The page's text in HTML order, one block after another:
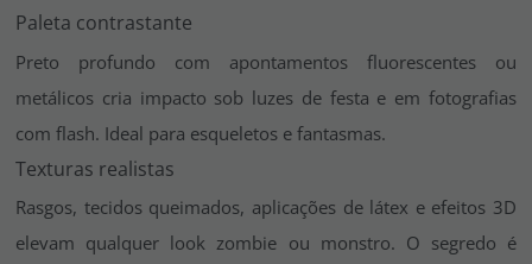
Paleta contrastante
Preto profundo com apontamentos fluorescentes ou
metálicos cria impacto sob luzes de festa e em fotografias
com flash. Ideal para esqueletos e fantasmas.
Texturas realistas
Rasgos, tecidos queimados, aplicações de látex e efeitos 3D
elevam qualquer look zombie ou monstro. O segredo é